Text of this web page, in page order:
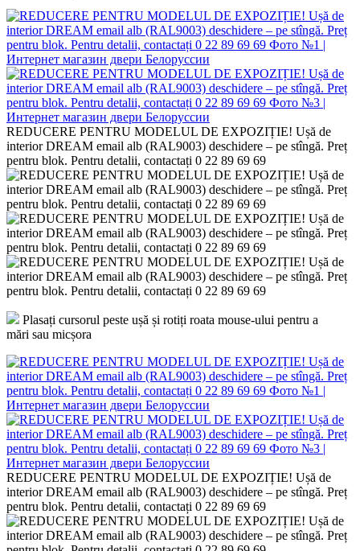
REDUCERE PENTRU MODELUL DE EXPOZIȚIE! Ușă de
interior DREAM email alb (RAL9003) deschidere – pe stîngă. Preț
pentru blok. Pentru detalii, contactați 0 22 89 69 69
Plasați cursorul peste ușă și rotiți roata mouse-ului pentru a
mări sau micșora
REDUCERE PENTRU MODELUL DE EXPOZIȚIE! Ușă de
interior DREAM email alb (RAL9003) deschidere – pe stîngă. Preț
pentru blok. Pentru detalii, contactați 0 22 89 69 69